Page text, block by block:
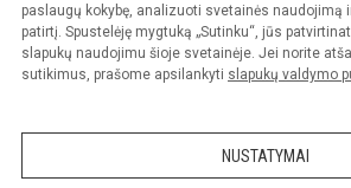
paslaugų kokybę, analizuoti svetainės naudojimą
patirtį. Spustelėję mygtuką „Sutinku“, jūs
slapukų naudojimu šioje svetainėje. Jei norite
sutikimus, prašome apsilankyti slapukų valdymo
NUSTATYMAI
Kopijuoti turinį be raštiško įstaigos administracijos
Prieinamumo paraiška Slapukų
Sumanus būdas atnaujinti